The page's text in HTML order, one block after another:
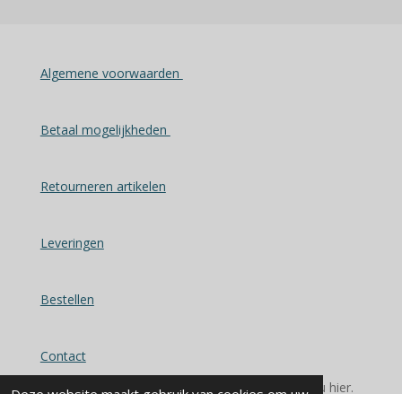
Algemene voorwaarden
Betaal mogelijkheden
Retourneren artikelen
Leveringen
Bestellen
Contact
© 2025 - 2026 Alles voor u keuken en bad vindt u hier.